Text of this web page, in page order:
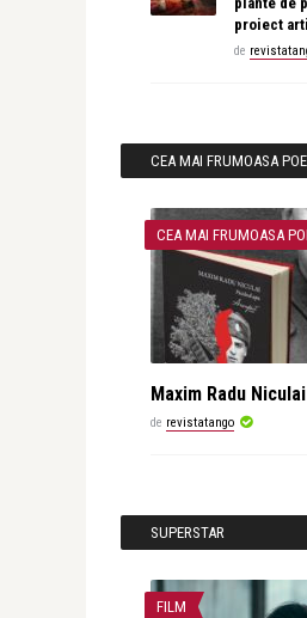
proiect
de
CEA MAI FRUMOASA
CEA MAI FRUMOASA
Maxim Radu
de revistatango
SUPERSTAR
FILM